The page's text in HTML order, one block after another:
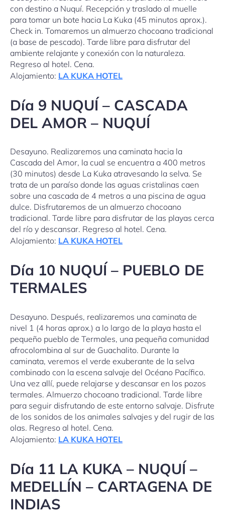
con destino a Nuquí. Recepción y traslado al muelle
para tomar un bote hacia La Kuka (45 minutos aprox.).
Check in. Tomaremos un almuerzo chocoano tradicional
(a base de pescado). Tarde libre para disfrutar del
ambiente relajante y conexión con la naturaleza.
Regreso al hotel. Cena.
Alojamiento: LA KUKA HOTEL
Día 9 NUQUÍ – CASCADA
DEL AMOR – NUQUÍ
Desayuno. Realizaremos una caminata hacia la
Cascada del Amor, la cual se encuentra a 400 metros
(30 minutos) desde La Kuka atravesando la selva. Se
trata de un paraíso donde las aguas cristalinas caen
sobre una cascada de 4 metros a una piscina de agua
dulce. Disfrutaremos de un almuerzo chocoano
tradicional. Tarde libre para disfrutar de las playas cerca
del río y descansar. Regreso al hotel. Cena.
Alojamiento: LA KUKA HOTEL
Día 10 NUQUÍ – PUEBLO DE
TERMALES
Desayuno. Después, realizaremos una caminata de
nivel 1 (4 horas aprox.) a lo largo de la playa hasta el
pequeño pueblo de Termales, una pequeña comunidad
afrocolombina al sur de Guachalito. Durante la
caminata, veremos el verde exuberante de la selva
combinado con la escena salvaje del Océano Pacífico.
Una vez allí, puede relajarse y descansar en los pozos
termales. Almuerzo chocoano tradicional. Tarde libre
para seguir disfrutando de este entorno salvaje. Disfrute
de los sonidos de los animales salvajes y del rugir de las
olas. Regreso al hotel. Cena.
Alojamiento: LA KUKA HOTEL
Día 11 LA KUKA – NUQUÍ –
MEDELLÍN – CARTAGENA DE
INDIAS